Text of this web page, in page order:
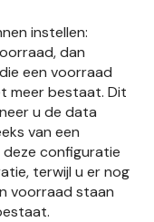
instellen:
dan
een voorraad
meer bestaat. Dit
u de data
van een
configuratie
terwijl u er nog
voorraad staan